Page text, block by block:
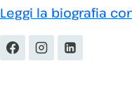
Leggi la biografia